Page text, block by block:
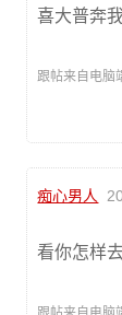
喜大普奔
跟帖来自电脑
痴心男人
看你怎样